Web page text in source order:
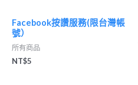
Facebook按讚服務(限台灣帳
號）
所有商品
NT$5